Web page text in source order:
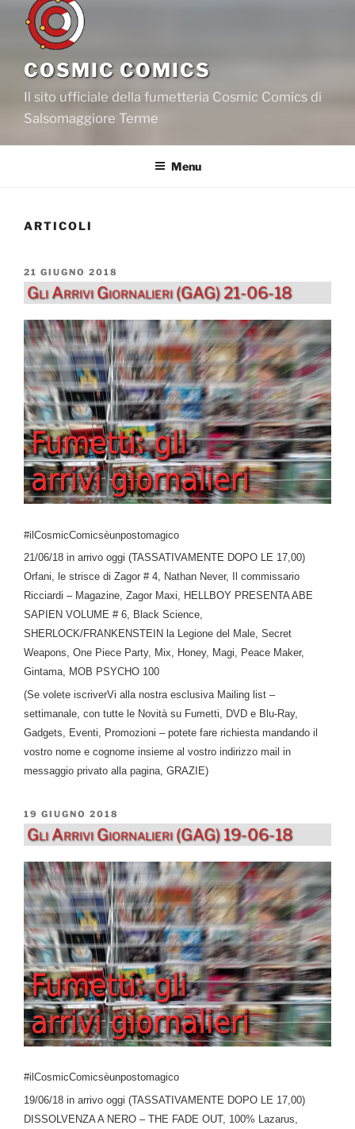
COSMIC COMICS
Il sito ufficiale della fumetteria Cosmic Comics di
Salsomaggiore Terme
Menu
ARTICOLI
PUBBLICATO
IL
21 GIUGNO 2018
Gli Arrivi Giornalieri (GAG) 21-06-18
#ilCosmicComicsèunpostomagico
21/06/18 in arrivo oggi (TASSATIVAMENTE DOPO LE 17,00)
Orfani, le strisce di Zagor # 4, Nathan Never, Il commissario
Ricciardi – Magazine, Zagor Maxi, HELLBOY PRESENTA ABE
SAPIEN VOLUME # 6, Black Science,
SHERLOCK/FRANKENSTEIN la Legione del Male, Secret
Weapons, One Piece Party, Mix, Honey, Magi, Peace Maker,
Gintama, MOB PSYCHO 100
(Se volete iscriverVi alla nostra esclusiva Mailing list –
settimanale, con tutte le Novità su Fumetti, DVD e Blu-Ray,
Gadgets, Eventi, Promozioni – potete fare richiesta mandando il
vostro nome e cognome insieme al vostro indirizzo mail in
messaggio privato alla pagina, GRAZIE)
PUBBLICATO
IL
19 GIUGNO 2018
Gli Arrivi Giornalieri (GAG) 19-06-18
#ilCosmicComicsèunpostomagico
19/06/18 in arrivo oggi (TASSATIVAMENTE DOPO LE 17,00)
DISSOLVENZA A NERO – THE FADE OUT, 100% Lazarus,